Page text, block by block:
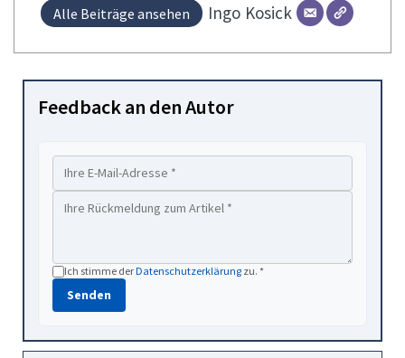
Alle Beiträge ansehen Ingo Kosick
Feedback an den Autor
Ich stimme derDatenschutzerklärung zu. *
Senden